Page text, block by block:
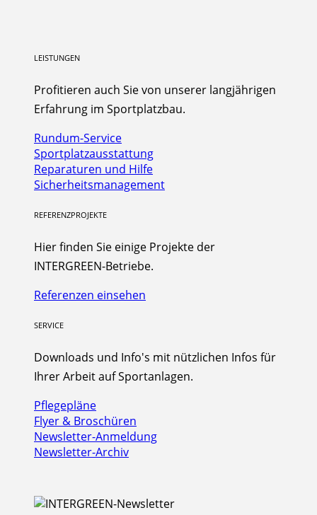
LEISTUNGEN
Profitieren auch Sie von unserer langjährigen
Erfahrung im Sportplatzbau.
Rundum-Service
Sportplatzausstattung
Reparaturen und Hilfe
Sicherheitsmanagement
REFERENZPROJEKTE
Hier finden Sie einige Projekte der
INTERGREEN-Betriebe.
Referenzen einsehen
SERVICE
Downloads und Info's mit nützlichen Infos für
Ihrer Arbeit auf Sportanlagen.
Pflegepläne
Flyer & Broschüren
Newsletter-Anmeldung
Newsletter-Archiv